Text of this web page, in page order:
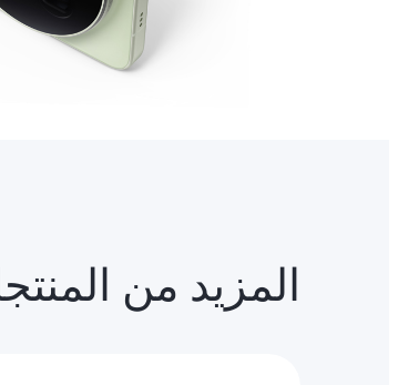
المزيد من